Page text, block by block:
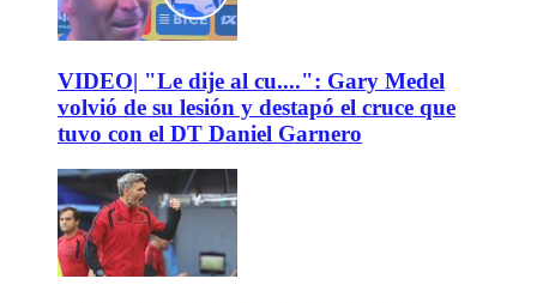
VIDEO| "Le dije al cu....": Gary Medel
volvió de su lesión y destapó el cruce que
tuvo con el DT Daniel Garnero